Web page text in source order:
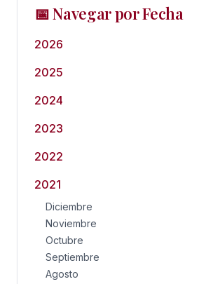
📅 Navegar por Fecha
2026
2025
2024
2023
2022
2021
Diciembre
Noviembre
Octubre
Septiembre
Agosto